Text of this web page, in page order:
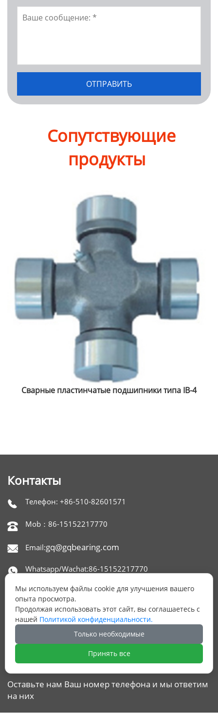
Сопутствующие
продукты
Крыло типа FB-2 и 2 рифленых подшипника
Контакты
 Телефон: +86-510-82601571
 Mob：86-15152217770
 Email:gq@gqbearing.com
 Whatsapp/Wachat:86-15152217770
 Skype：gqbearing

Адрес: офис 1515,650 NORTH XINGYUAN ROAD,
РАЙОН БЕЙТАН, УСИ, КИТАЙ.
ОСТАЛИСЬ ВОПРОСЫ?
Оставьте нам Ваш номер телефона и мы ответим
на них
Мы используем файлы cookie для улучшения вашего
опыта просмотра.
Продолжая использовать этот сайт, вы соглашаетесь с
нашей Политикой конфиденциальности.
Только необходимые
Принять все